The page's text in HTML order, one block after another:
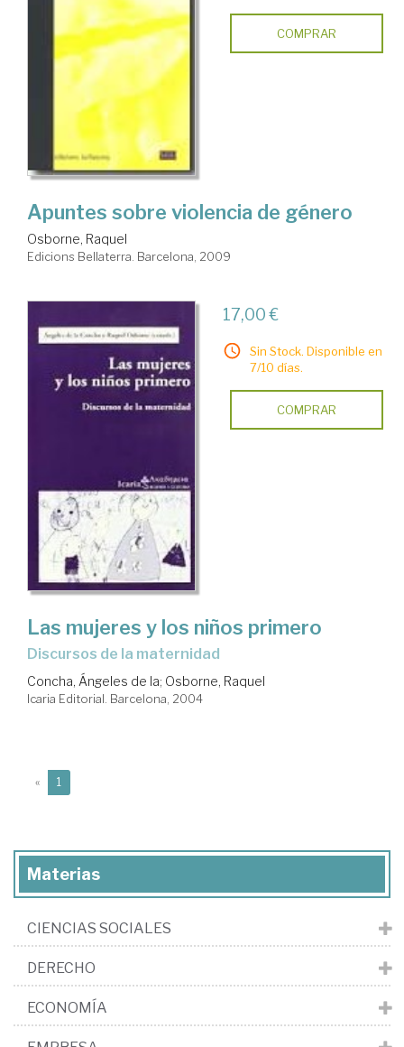
COMPRAR
Apuntes sobre violencia de género
Osborne, Raquel
Edicions Bellaterra. Barcelona, 2009
17,00 €
Sin Stock. Disponible en
7/10 días.
COMPRAR
Las mujeres y los niños primero
discursos de la maternidad
Concha, Ángeles de la; Osborne, Raquel
Icaria Editorial. Barcelona, 2004
« 1
Materias
CIENCIAS SOCIALES
DERECHO
ECONOMÍA